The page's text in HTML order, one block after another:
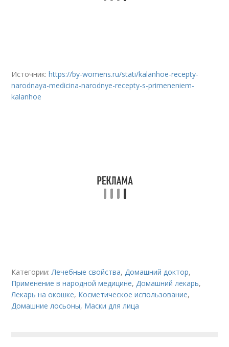
Источник:https://by-womens.ru/stati/kalanhoe-recepty-
narodnaya-medicina-narodnye-recepty-s-primeneniem-
kalanhoe
Категории:Лечебные свойства,Домашний доктор,
Применение в народной медицине,Домашний лекарь,
Лекарь на окошке, Косметическое использование,
Домашние лосьоны, Маски для лица